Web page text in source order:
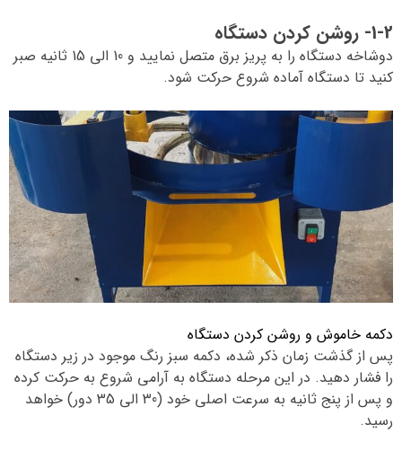
1-2- روشن کردن دستگاه
دوشاخه دستگاه را به پریز برق متصل نمایید و 10 الی 15 ثانیه صبر
کنید تا دستگاه آماده شروع حرکت شود.
دکمه خاموش و روشن کردن دستگاه
پس از گذشت زمان ذکر شده، دکمه سبز رنگ موجود در زیر دستگاه
را فشار دهید. در این مرحله دستگاه به آرامی شروع به حرکت کرده
و پس از پنج ثانیه به سرعت اصلی خود (30 الی 35 دور) خواهد
رسید.